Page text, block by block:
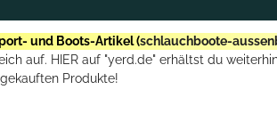
und Boots-Artikel (schlauchboote-
auf. HIER auf "yerd.de" erhältst du
Produkte!